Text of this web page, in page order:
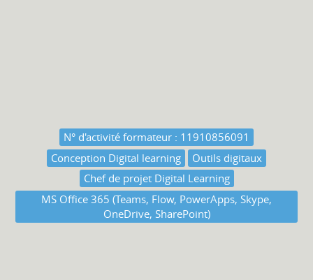
N° d'activité formateur : 11910856091
Conception Digital learning
Outils digitaux
Chef de projet Digital Learning
MS Office 365 (Teams, Flow, PowerApps, Skype,
OneDrive, SharePoint)